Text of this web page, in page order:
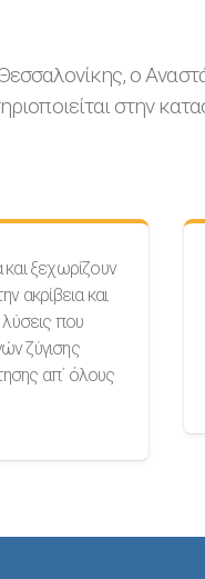
ο
στην
ξεχωρίζουν
ακρίβεια και
που
ζύγισης
απ΄ όλους